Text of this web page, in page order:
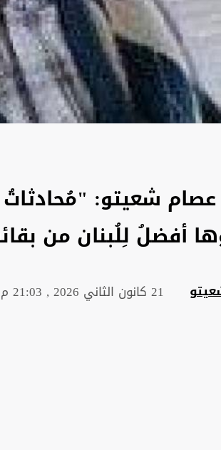
شعيتو: "مُحادثاتُ
أفضلُ لِلُبنان من
21 كانون الثاني 2026 , 21:03 م